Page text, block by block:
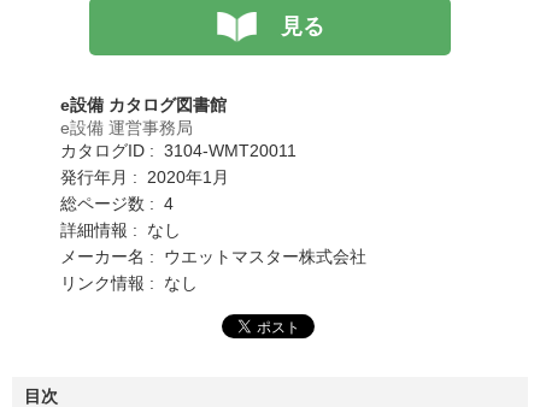
見る
e設備 カタログ図書館
e設備 運営事務局
カタログID : 3104-WMT20011
発行年月 : 2020年1月
総ページ数 : 4
詳細情報 : なし
メーカー名 : ウエットマスター株式会社
リンク情報 : なし
目次